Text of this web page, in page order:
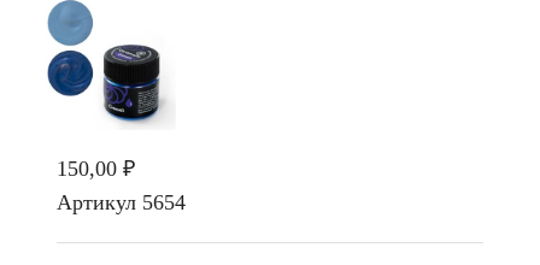
150,00 ₽
Артикул 5654